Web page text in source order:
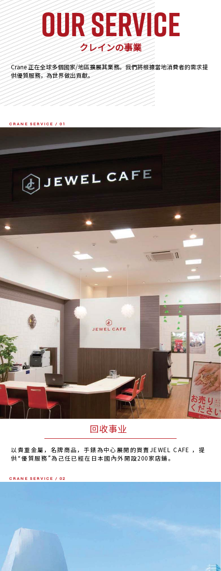
our service
クレインの事業
Crane 正在全球多個國家/地區擴展其業務。我們將根據當地消費者的需求提
供優質服務，為世界做出貢獻。
CRANE SERVICE / 01
回收事业
以貴重金屬，名牌商品，手錶為中心展開的買賣JEWEL CAFE ，提
供“優質服務”為己任已經在日本國內外開設200家店鋪。
CRANE SERVICE / 02